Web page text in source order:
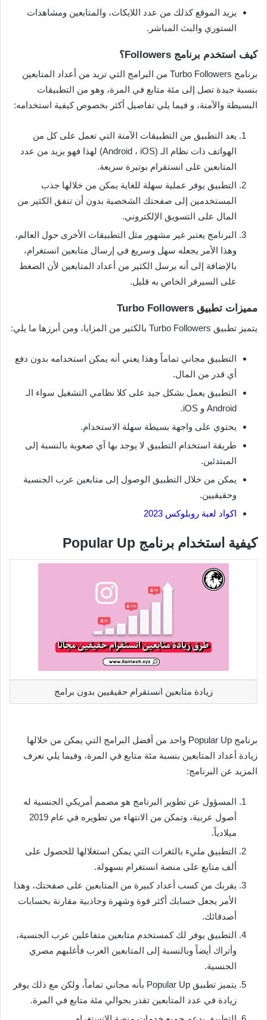
يزيد الموقع كذلك من عدد اللايكات، والمتابعين ومشاهدات
الستوري والبث المباشر.
كيف استخدم برنامج Followers؟
برنامج Turbo Followers من البرامج التي تزيد من أعداد المتابعين
بنسبة جيدة تصل إلى مئة متابع في المرة، وهو من التطبيقات
البسيطة والآمنة، و فيما يلي تفاصيل أكثر بخصوص كيفية استخدامه:
يعد التطبيق من التطبيقات الآمنة التي تعمل على كل من
الهواتف ذات نظام الـ (Android ، iOS) لهذا فهو يزيد من عدد
المتابعين على انستقرام بوتيرة سريعة.
التطبيق يوفر عملية سهلة للغاية يمكن من خلالها جذب
المستخدمين إلى صفحتك الشخصية بدون أن تنفق الكثير من
المال على التسويق الإلكتروني.
البرنامج يعتبر غير مشهور مثل التطبيقات الأخرى حول العالم،
وهذا الأمر يجعله سهل وسريع في إرسال متابعين انستغرام،
بالإضافة إلى أنه يرسل الكثير من أعداد المتابعين لأن الضغط
على السيرفر الخاص به قليل.
مميزات تطبيق Turbo Followers
يتميز تطبيق Turbo Followers بالكثير من المزايا، ومن أبرزها ما يلي:
التطبيق مجاني تماماً وهذا يعني أنه يمكن استخدامه بدون دفع
أي قدر من المال.
التطبيق يعمل بشكل جيد على كلا نظامي التشغيل سواء الـ
Android و iOS.
يحتوي على واجهة بسيطة سهلة الاستخدام.
طريقة استخدام التطبيق لا يوجد بها آي صعوبة بالنسبة إلى
المبتدئين.
يمكن من خلال التطبيق الوصول إلى متابعين عرب الجنسية
وحقيقيين.
اكواد لعبة روبلوكس 2023
كيفية استخدام برنامج Popular Up
زيادة متابعين انستقرام حقيقيين بدون برامج
برنامج Popular Up واحد من أفضل البرامج التي يمكن من خلالها
زيادة أعداد المتابعين بنسبة مئة متابع في المرة، وفيما يلي نعرف
المزيد عن البرنامج:
المسؤول عن تطوير البرنامج هو مصمم أمريكي الجنسية له
أصول عربية، وتمكن من الانتهاء من تطويره في عام 2019
ميلادياً.
التطبيق مليء بالثغرات التي يمكن استغلالها للحصول على
ألف متابع على منصة انستغرام بسهولة.
يقربك من كسب أعداد كبيرة من المتابعين على صفحتك، وهذا
الأمر يجعل حسابك أكثر قوة وشهرة وجاذبية مقارنة بحسابات
أصدقائك.
التطبيق يوفر لك كمستخدم متابعين متفاعلين عرب الجنسية،
وأتراك أيضاً وبالنسبة إلى المتابعين العرب فأغلبهم مصري
الجنسية.
يتميز تطبيق Popular Up بأنه مجاني تماماً، ولكن مع ذلك يوفر
زيادة في عدد المتابعين تقدر بحوالي مئة متابع في المرة.